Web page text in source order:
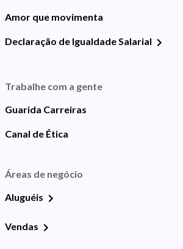
Amor que movimenta
Declaração de Igualdade Salarial
Trabalhe com a gente
Guarida Carreiras
Canal de Ética
Áreas de negócio
Aluguéis
Vendas